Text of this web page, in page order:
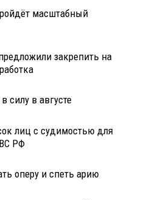
масштабный
закрепить на
силу в августе
лиц с судимостью для
РФ
оперу и спеть арию